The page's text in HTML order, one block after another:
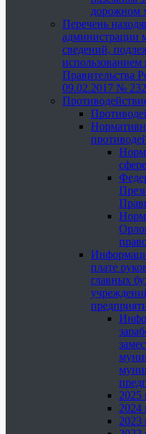
дорожном
Перечень
администрации
сведений,
использованием
Правительства
09.02.2017 №
плате
главных
2025
2024
2023